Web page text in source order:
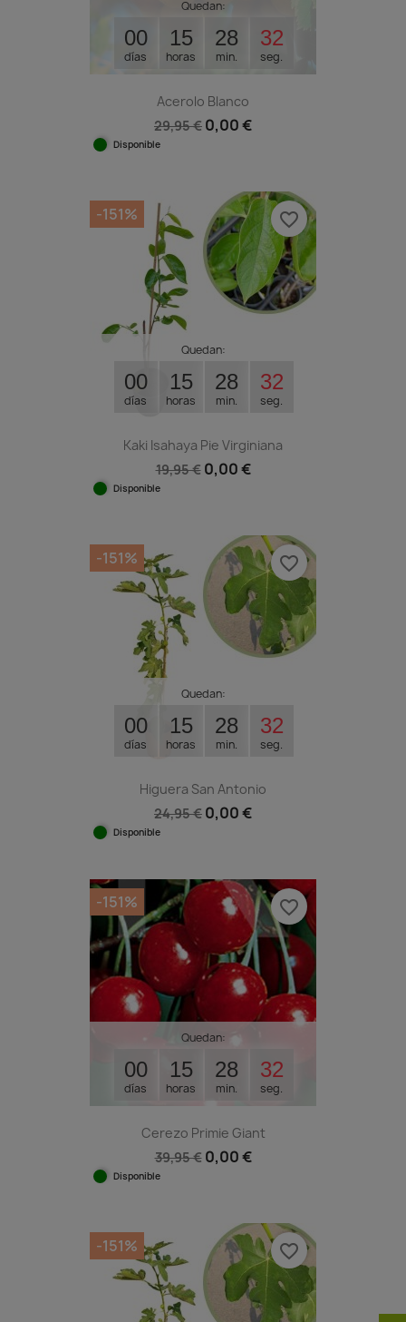
Quedan:
00
días
15
horas
28
min.
31
seg.
Acerolo Blanco
29,95 € 0,00 €
Disponible
Quedan:
00
días
15
horas
28
min.
31
seg.
Kaki Isahaya Pie Virginiana
19,95 € 0,00 €
Disponible
-151% favorite_border
Quedan:
00
días
15
horas
28
min.
31
seg.
Higuera San Antonio
24,95 € 0,00 €
Disponible
-151% favorite_border
Quedan:
00
días
15
horas
28
min.
31
seg.
Cerezo Primie Giant
39,95 € 0,00 €
Disponible
-151% favorite_border
-151% favorite_border